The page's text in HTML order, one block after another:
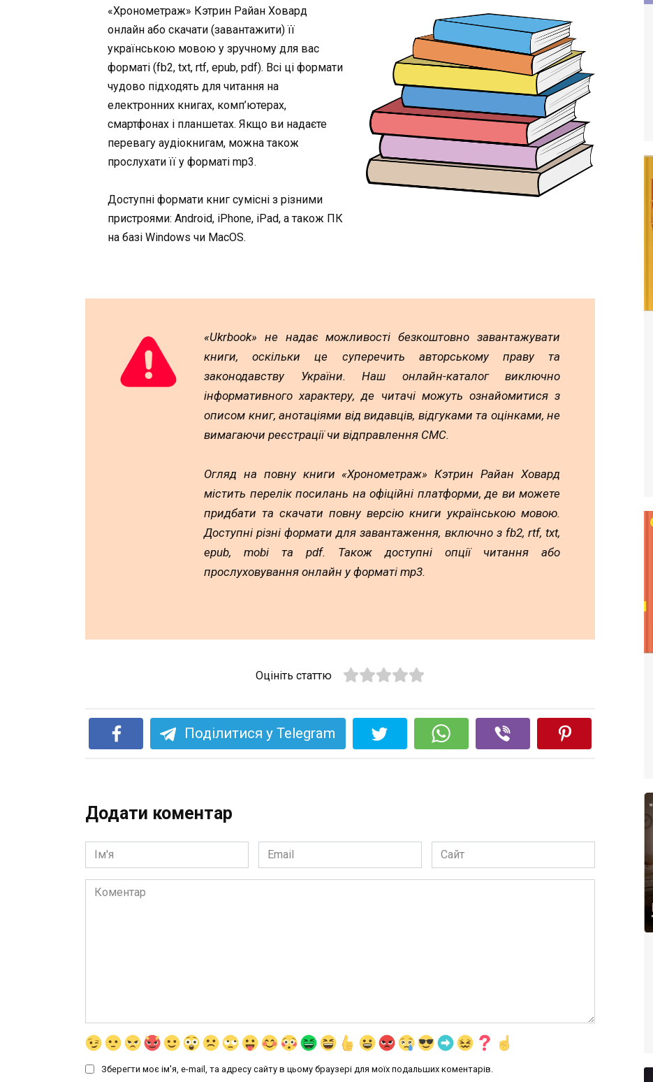
«Хронометраж» Кэтрин Райан Ховард
онлайн або скачати (завантажити) її
українською мовою у зручному для вас
форматі (fb2, txt, rtf, epub, pdf). Всі ці формати
чудово підходять для читання на
електронних книгах, комп’ютерах,
смартфонах і планшетах. Якщо ви надаєте
перевагу аудіокнигам, можна також
прослухати її у форматі mp3.
Доступні формати книг сумісні з різними
пристроями: Android, iPhone, iPad, а також ПК
на базі Windows чи MacOS.
«Ukrbook» не надає можливості безкоштовно завантажувати
книги, оскільки це суперечить авторському праву та
законодавству України. Наш онлайн-каталог виключно
інформативного характеру, де читачі можуть ознайомитися з
описом книг, анотаціями від видавців, відгуками та оцінками, не
вимагаючи реєстрації чи відправлення СМС.
Огляд на повну книги «Хронометраж» Кэтрин Райан Ховард
містить перелік посилань на офіційні платформи, де ви можете
придбати та скачати повну версію книги українською мовою.
Доступні різні формати для завантаження, включно з fb2, rtf, txt,
epub, mobi та pdf. Також доступні опції читання або
прослуховування онлайн у форматі mp3.
Оцініть статтю
Поділитися у Telegram
Додати коментар
Ім'я
*
Email
*
Сайт
Коментар
Зберегти моє ім'я, e-mail, та адресу сайту в цьому браузері для моїх подальших коментарів.